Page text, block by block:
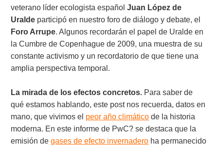
veterano líder ecologista españolJuan López de
Uralde participó en nuestro foro de diálogo y debate, el
Foro Arrupe. Algunos recordarán el papel de Uralde en
la Cumbre de Copenhague de 2009, una muestra de su
constante activismo y un recordatorio de que tiene una
amplia perspectiva temporal.
La mirada de los efectos concretos. Para saber de
qué estamos hablando, este post nos recuerda, datos en
mano, que vivimos el peor año climático de la historia
moderna. En este informe de PwC? se destaca que la
emisión degases de efecto invernadero ha permanecido